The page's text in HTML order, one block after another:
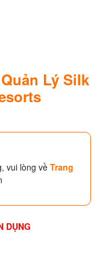
Lý Silk
vui lòng về Trang
DỤNG